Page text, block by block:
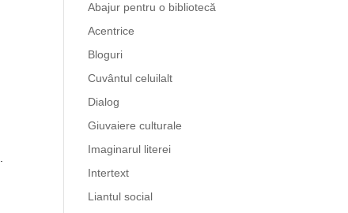
Abajur pentru o bibliotecă
Acentrice
Bloguri
Cuvântul celuilalt
Dialog
Giuvaiere culturale
Imaginarul literei
Intertext
Liantul social